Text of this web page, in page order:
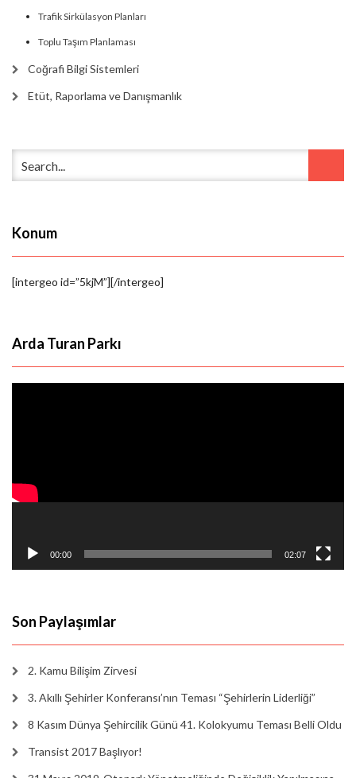
Trafik Sirkülasyon Planları
Toplu Taşım Planlaması
Coğrafi Bilgi Sistemleri
Etüt, Raporlama ve Danışmanlık
Konum
[intergeo id=”5kjM”][/intergeo]
Arda Turan Parkı
00:00 02:07
Son Paylaşımlar
2. Kamu Bilişim Zirvesi
3. Akıllı Şehirler Konferansı’nın Teması “Şehirlerin Liderliği”
8 Kasım Dünya Şehircilik Günü 41. Kolokyumu Teması Belli Oldu
Transist 2017 Başlıyor!